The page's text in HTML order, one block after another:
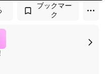
ブックマー
ク